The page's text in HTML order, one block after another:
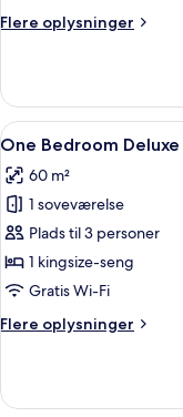
Private
View
Flere oplysninger
Flere
Bedroom
Royal
Spa
Private
Pool,
View
Indlæs
alle
billeder
af
One
Bedroom
Deluxe
with
7
One Bedroom
60 m²
1 soveværelse
Plads til 3 personer
1 kingsize-seng
Gratis Wi-Fi
Flere oplysninger
Flere
Bedroom